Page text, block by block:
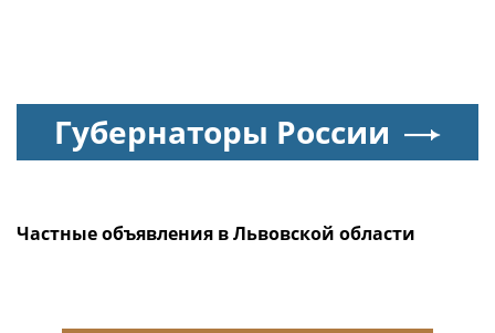
Губернаторы России
Частные объявления в Львовской области